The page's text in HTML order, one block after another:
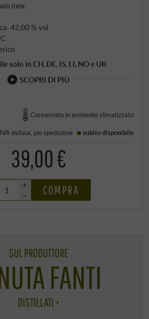
inox
42,00 % vol
solo in CH, DE, IS, LI, NO e UK
SCOPRI DI PIÙ
Conservato in ambiente climatizzato
IVA inclusa , piùspedizione subito disponibile
39,00 €
+
–
COMPRA
SUL PRODUTTORE
FANTI
DISTILLATI +